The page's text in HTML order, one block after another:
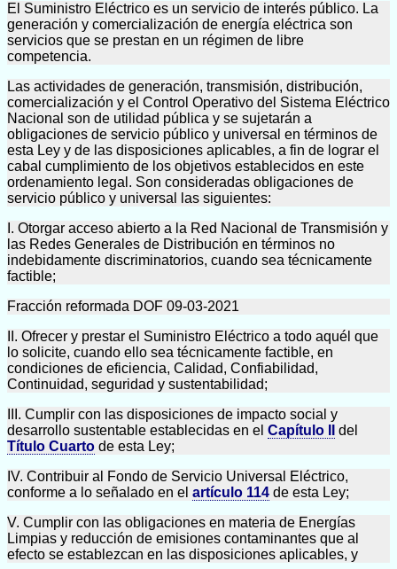
El Suministro Eléctrico es un servicio de interés público. La
generación y comercialización de energía eléctrica son
servicios que se prestan en un régimen de libre
competencia.
Las actividades de generación, transmisión, distribución,
comercialización y el Control Operativo del Sistema Eléctrico
Nacional son de utilidad pública y se sujetarán a
obligaciones de servicio público y universal en términos de
esta Ley y de las disposiciones aplicables, a fin de lograr el
cabal cumplimiento de los objetivos establecidos en este
ordenamiento legal. Son consideradas obligaciones de
servicio público y universal las siguientes:
I. Otorgar acceso abierto a la Red Nacional de Transmisión y
las Redes Generales de Distribución en términos no
indebidamente discriminatorios, cuando sea técnicamente
factible;
Fracción reformada DOF 09-03-2021
II. Ofrecer y prestar el Suministro Eléctrico a todo aquél que
lo solicite, cuando ello sea técnicamente factible, en
condiciones de eficiencia, Calidad, Confiabilidad,
Continuidad, seguridad y sustentabilidad;
III. Cumplir con las disposiciones de impacto social y
desarrollo sustentable establecidas en el Capítulo II
del
Título Cuarto de esta Ley;
IV. Contribuir al Fondo de Servicio Universal Eléctrico,
conforme a lo señalado en el artículo 114 de esta Ley;
V. Cumplir con las obligaciones en materia de Energías
Limpias y reducción de emisiones contaminantes que al
efecto se establezcan en las disposiciones aplicables, y